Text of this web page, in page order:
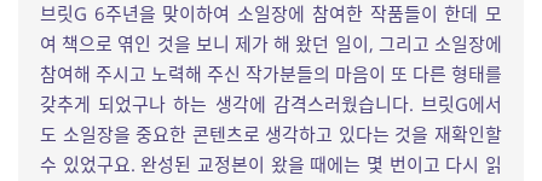
브릿G 6주년을 맞이하여 소일장에 참여한 작품들이 한데 모
여 책으로 엮인 것을 보니 제가 해 왔던 일이, 그리고 소일장에
참여해 주시고 노력해 주신 작가분들의 마음이 또 다른 형태를
갖추게 되었구나 하는 생각에 감격스러웠습니다. 브릿G에서
도 소일장을 중요한 콘텐츠로 생각하고 있다는 것을 재확인할
수 있었구요. 완성된 교정본이 왔을 때에는 몇 번이고 다시 읽